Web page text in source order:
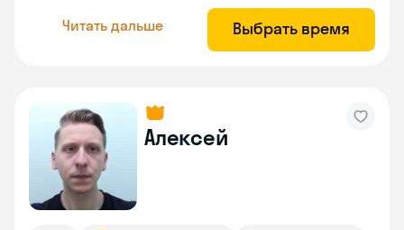
Читать дальше Выбрать время
Алексей